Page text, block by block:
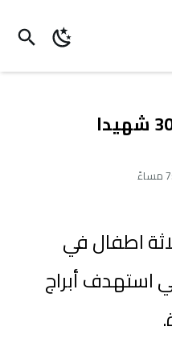
اطفال في
أبراج